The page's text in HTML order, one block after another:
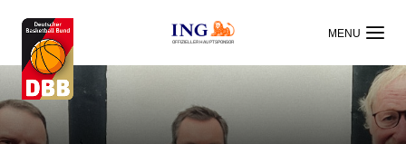
OFFIZIELLER HAUPTSPONSOR